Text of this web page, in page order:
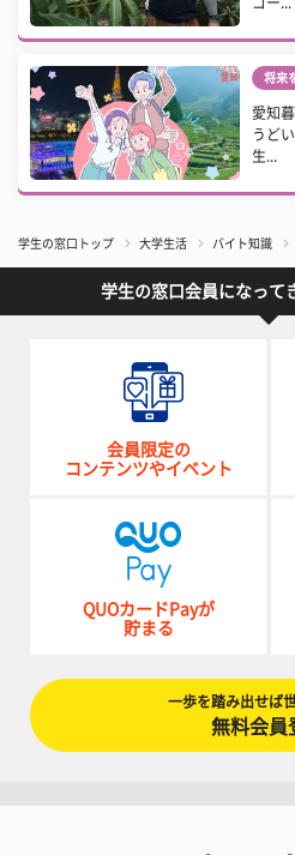
将来
愛知
うど
生...
学生の窓口トップ 大学生活 バイト知識
学生の窓口会員になって
会員限定の
コンテンツやイベント
QUOカードPayが
貯まる
一歩を踏み出せば
無料会員